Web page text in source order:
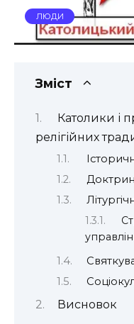
ЛЮДИ
Зміст
Католики і
релігійних
Висновок